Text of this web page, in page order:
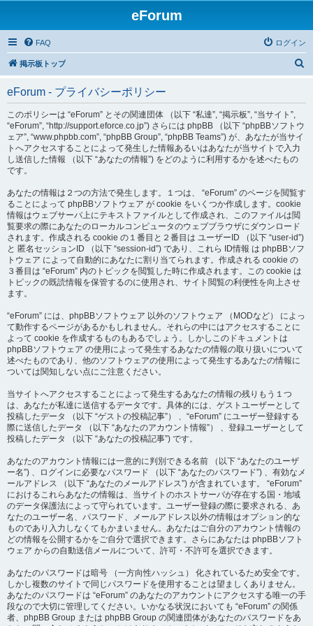
eForum
FAQ ログイン
掲示板トップ
eForum - プライバシーポリシー
このポリシーは “eForum” とその関連団体 （以下 “私達”, “掲示板”, “当サイト”,
“eForum”, “http://support.eforce.co.jp”) さらには phpBB （以下 “phpBBソフトウ
ェア”, “www.phpbb.com”, “phpBB Group”, “phpBB Teams”) が、あなたが当サイ
トへアクセスすることによって発生した情報あるいはあなたが当サイトで入力
し送信した情報 （以下 “あなたの情報”) をどのように利用するかを述べたもの
です。
あなたの情報は２つの方法で発生します。１つは、 “eForum” のページを閲覧す
ることによって phpBBソフトウェア が cookie をいくつか作成します。cookie
情報はウェブサーバ上にテキストファイルとして作成され、このファイルは閲
覧要求の際にあなたのローカルコンピュータのウェブブラウザにダウンロード
されます。作成される cookie の１番目と２番目は ユーザーID （以下 “user-id”)
と 匿名セッションID （以下 “session-id”) であり、これら ID情報 は phpBBソフ
トウェア によって自動的にあなたに割り当てられます。作成される cookie の
３番目は “eForum” 内のトピックを閲覧した時に作成されます。この cookie は
トピックの既読情報を保管するのに使用され、サイト閲覧の利便性を向上させ
ます。
“eForum” には、phpBBソフトウェア 以外のソフトウェア （MODなど） によっ
て動作するページがあるかもしれません。それらの中にはアクセスすることに
よって cookie を作成するものもあるでしょう。しかしこのドキュメントは
phpBBソフトウェア の使用によって発生するあなたの情報の取り扱いについて
述べたものであり、他のソフトウェアの使用によって発生するあなたの情報に
ついては関知しない点にご注意ください。
当サイトへアクセスすることによって発生するあなたの情報の残りもう１つ
は、あなたが私達に送信するデータです。具体的には、ゲストユーザーとして
投稿したデータ （以下 “ゲストの投稿記事”） 、“eForum” にユーザー登録する
際に送信したデータ （以下 “あなたのアカウント情報”） 、登録ユーザーとして
投稿したデータ （以下 “あなたの投稿記事”) です。
あなたのアカウント情報には一意的に判別できる名前 （以下 “あなたのユーザ
ー名”) 、ログインに必要なパスワード （以下 “あなたのパスワード”) 、有効なメ
ールアドレス （以下 “あなたのメールアドレス”) が含まれています。 “eForum”
におけるこれらあなたの情報は、当サイトのホストサーバが存在する国・地域
のデータ保護法によって守られています。ユーザー登録の際に要求される、あ
なたのユーザー名、パスワード、メールアドレス以外の情報はオプション的な
ものであり入力しなくてもかまいません。あなたはご自分のアカウント情報の
どの情報を公開するかをご自分で選択できます。さらにあなたは phpBBソフト
ウェア からの自動送信メールについて、許可・不許可を選択できます。
あなたのパスワードは暗号 （一方向性ハッシュ） 化されているため安全です。
しかし複数のサイトで同じパスワードを使用することは望ましくありません。
あなたのパスワードは “eForum” のあなたのアカウントにアクセスする唯一の手
段なので大切に管理してください。いかなる状況においても “eForum” の関係
者、phpBB Group または phpBB Group の関連団体があなたのパスワードをあ